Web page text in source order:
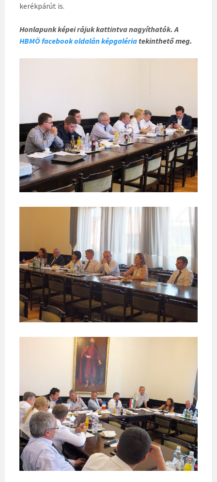
kerékpárút is.
Honlapunk képei rájuk kattintva nagyíthatók. A
HBMÖ facebook oldalán képgaléria tekinthető meg.